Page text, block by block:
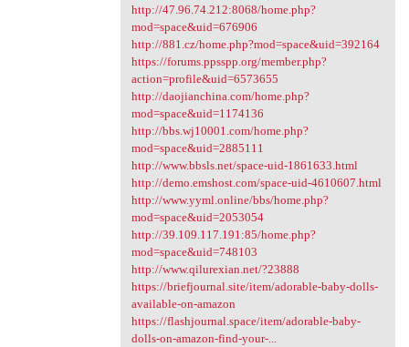
http://47.96.74.212:8068/home.php?
mod=space&uid=676906
http://881.cz/home.php?mod=space&uid=392164
https://forums.ppsspp.org/member.php?
action=profile&uid=6573655
http://daojianchina.com/home.php?
mod=space&uid=1174136
http://bbs.wj10001.com/home.php?
mod=space&uid=2885111
http://www.bbsls.net/space-uid-1861633.html
http://demo.emshost.com/space-uid-4610607.html
http://www.yyml.online/bbs/home.php?
mod=space&uid=2053054
http://39.109.117.191:85/home.php?
mod=space&uid=748103
http://www.qilurexian.net/?23888
https://briefjournal.site/item/adorable-baby-dolls-
available-on-amazon
https://flashjournal.space/item/adorable-baby-
dolls-on-amazon-find-your-...